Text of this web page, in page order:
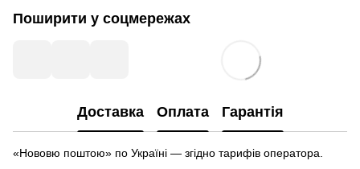
Поширити у соцмережах
Доставка Оплата Гарантія
«Нововю поштою» по Україні — згідно тарифів оператора.